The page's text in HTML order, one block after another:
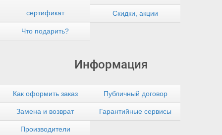
сертификат Скидки, акции
Что подарить?
Информация
Как оформить заказ Публичный договор
Замена и возврат Гарантийные сервисы
Производители